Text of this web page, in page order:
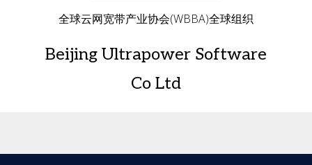
全球云网宽带产业协会(WBBA)全球组织
Beijing Ultrapower Software
Co Ltd